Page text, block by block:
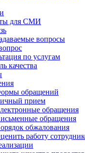
для СМИ
вопросы
по услугам
качества
обращений
прием
обращения
обращения
обжалования
работу